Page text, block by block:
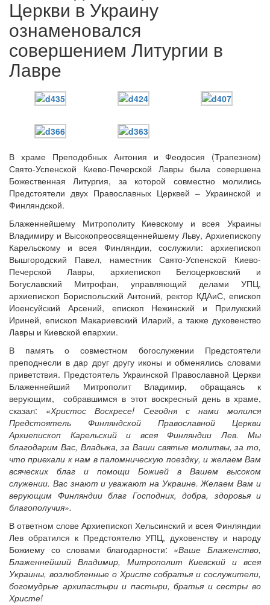
Онлайн трансляции
Веб-камеры
12 сентября 2015Название трансляции
12 сентября 2015Название трансляции
12 сентября 2015Название трансляции
12 сентября 2015Название трансляции
12 сентября 2015
12 сентября 2015Название трансляции
12 сентября 2015Название трансляции
Перейти к архиву
Церкви в Украину
ознаменовался
совершением Литургии в
Лавре
В храме Преподобных Антония и Феодосия (Трапезном)
Свято-Успенской Киево-Печерской Лавры была совершена
Божественная Литургия, за которой совместно молились
Предстоятели двух Православных Церквей – Украинской и
Финляндской.
Блаженнейшему Митрополиту Киевскому и всея Украины
Владимиру и Высокопреосвященнейшему Льву, Архиепископу
Карельскому и всея Финляндии, сослужили: архиепископ
Вышгородский Павел, наместник Свято-Успенской Киево-
Печерской Лавры, архиепископ Белоцерковский и
Богуславский Митрофан, управляющий делами УПЦ,
архиепископ Бориспольский Антоний, ректор КДАиС, епископ
Иоенсуйский Арсений, епископ Нежинский и Прилукский
Ириней, епископ Макариевский Иларий, а также духовенство
Лавры и Киевской епархии.
В память о совместном богослужении Предстоятели
преподнесли в дар друг другу иконы и обменялись словами
приветствия. Предстоятель Украинской Православной Церкви
Блаженнейший Митрополит Владимир, обращаясь к
верующим, собравшимся в этот воскресный день в храме,
сказал: «Христос Воскресе! Сегодня с нами молился
Предстоятель Финляндской Православной Церкви
Архиепископ Карельский и всея Финляндии Лев. Мы
благодарим Вас, Владыка, за Ваши святые молитвы, за то,
что приехали к нам в паломническую поездку, и желаем Вам
всяческих благ и помощи Божией в Вашем высоком
служении. Вас знают и уважают на Украине. Желаем Вам и
верующим Финляндии благ Господних, добра, здоровья и
благополучия».
В ответном слове Архиепископ Хельсинский и всея Финляндии
Лев обратился к Предстоятелю УПЦ, духовенству и народу
Божиему со словами благодарности: «Ваше Блаженство,
Блаженнейший Владимир, Митрополит Киевский и всея
Украины, возлюбленные о Христе собратья и сослужители,
богомудрые архипастыри и пастыри, братья и сестры во
Христе!